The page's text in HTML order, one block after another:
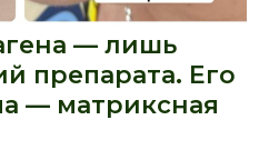
— лишь
препарата. Его
— матриксная